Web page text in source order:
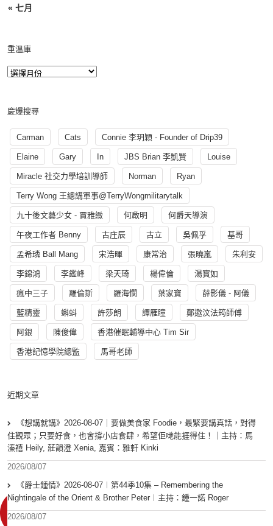
« 七月
重溫庫
慶爆搜尋
Carman Cats Connie 李玥穎 - Founder of Drip39
Elaine Gary In JBS Brian 李凱賢 Louise
Miracle 社交力學培訓導師 Norman Ryan
Terry Wong 王總講軍事@TerryWongmilitarytalk
九十後文藝少女 - 賈雅緻 何啟明 何爵天導演
午夜工作者 Benny 古庄辰 古立 吳佩孚 基哥
孟希璘 Ball Mang 宋浩暉 康常治 張曉嵐 朱利安
李錦鴻 李鑑峰 梁天琦 楊偉倫 湯寳如
瘋中三子 羅倫斯 羅海憫 葉家寶 薛影儀 - 阿儀
藍精靈 蝌蚪 許莎朗 譚雁瞳 鄭遨汶法筠師傅
阿銀 陳俊偉 香港催眠輔導中心 Tim Sir
香港記憶學院總監 馬哥老師
近期文章
《想講就講》2026-08-07｜要做美食家 Foodie，最緊要講真話，對得
住觀眾；只要好食，也會撐小店食肆，希望佢哋能捱得住！｜主持：馬
溱禧 Heily, 莊韻澄 Xenia, 嘉賓：雅軒 Kinki
2026/08/07
《爵士鍾情》2026-08-07︱第44季10集 – Remembering the
Nightingale of the Orient & Brother Peter︱主持：鍾一諾 Roger
2026/08/07